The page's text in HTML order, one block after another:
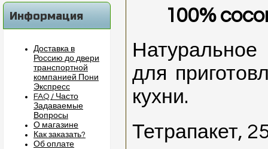
Информация
Доставка в
Россию до двери
транспортной
компанией Пони
Экспресс
FAQ / Часто
Задаваемые
Вопросы
О магазине
Как заказать?
Об оплате
100%
для
кухни.
Тетрапакет,